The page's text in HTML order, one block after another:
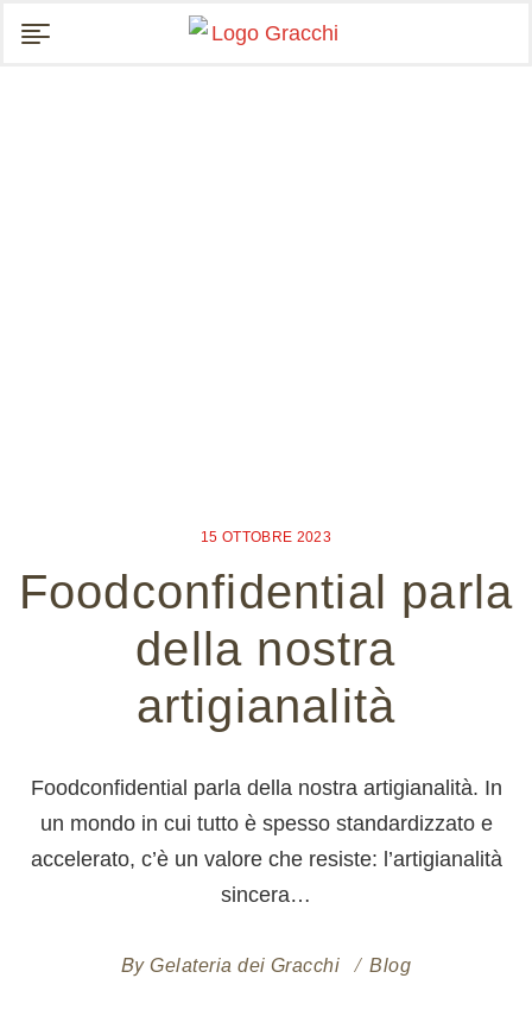
15 OTTOBRE 2023
Foodconfidential parla
della nostra
artigianalità
Foodconfidential parla della nostra artigianalità. In
un mondo in cui tutto è spesso standardizzato e
accelerato, c’è un valore che resiste: l’artigianalità
sincera…
ByGelateria dei Gracchi Blog